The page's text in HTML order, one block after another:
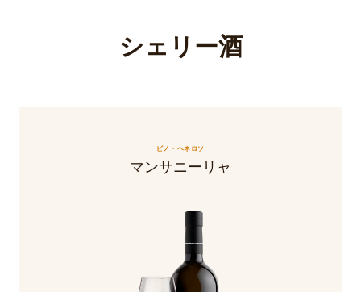
シェリー酒
ビノ・ヘネロソ
マンサニーリャ